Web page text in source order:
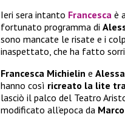
Ieri sera intanto Francesca è
fortunato programma di
sono mancate le risate e i
inaspettato, che ha fatto
Francesca Michielin e
hanno così ricreato la lite
lasciò il palco del Teatro
modificato all’epoca da